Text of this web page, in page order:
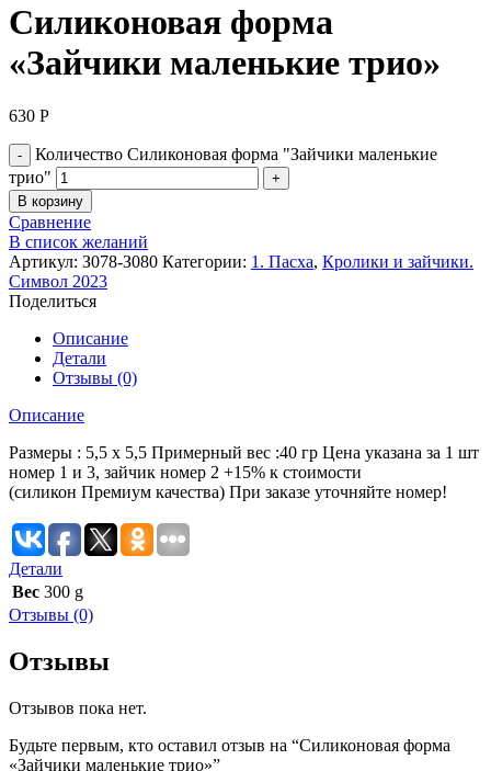
Силиконовая форма
«Зайчики маленькие трио»
630 Р
Количество Силиконовая форма "Зайчики маленькие
трио"
В корзину
Сравнение
В список желаний
Артикул: З078-З080 Категории: 1. Пасха, Кролики и зайчики.
Символ 2023
Поделиться
Описание
Детали
Отзывы (0)
Описание
Размеры : 5,5 х 5,5 Примерный вес :40 гр Цена указана за 1 шт
номер 1 и 3, зайчик номер 2 +15% к стоимости
(силикон Премиум качества) При заказе уточняйте номер!
Детали
Вес 300 g
Отзывы (0)
Отзывы
Отзывов пока нет.
Будьте первым, кто оставил отзыв на “Силиконовая форма
«Зайчики маленькие трио»”